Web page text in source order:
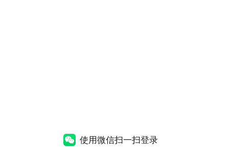
使用微信扫一扫登录